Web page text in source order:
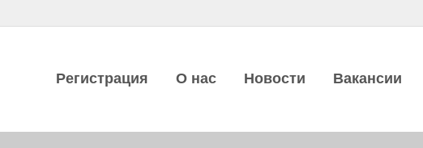
Регистрация О нас Новости Вакансии